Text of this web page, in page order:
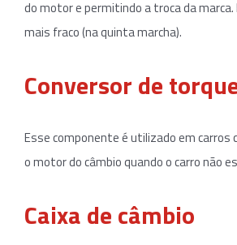
do motor e permitindo a troca da
mais fraco (na quinta marcha).
Conversor de
Esse componente é utilizado em
o motor do câmbio quando o carro não
Caixa de câmbio